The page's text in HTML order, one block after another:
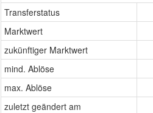
Transferstatus
Marktwert
zukünftiger Marktwert
mind. Ablöse
max. Ablöse
zuletzt geändert am